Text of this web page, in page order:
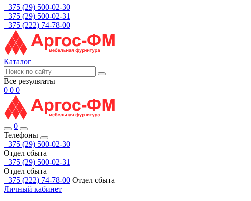
+375 (29) 500-02-30
+375 (29) 500-02-31
+375 (222) 74-78-00
Каталог
Все результаты
0 0 0
0
Телефоны
+375 (29) 500-02-30
Отдел сбыта
+375 (29) 500-02-31
Отдел сбыта
+375 (222) 74-78-00 Отдел сбыта
Личный кабинет